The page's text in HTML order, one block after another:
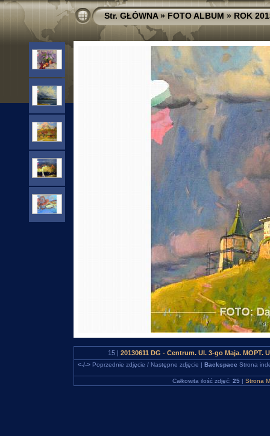
Str. GŁÓWNA»FOTO ALBUM»ROK
15 | 20130611 DG - Centrum. Ul. 3-go Maja.
<-/->Poprzednie zdjęcie / Następne zdjęcie | Backspace Strona
Całkowita ilość zdjęć: 25 | Strona